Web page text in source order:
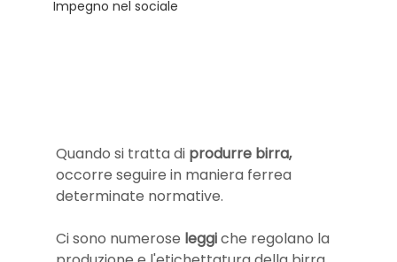
Impegno nel sociale
Quando si tratta di produrre birra,
occorre seguire in maniera ferrea
determinate normative.
Ci sono numerose leggi che regolano la